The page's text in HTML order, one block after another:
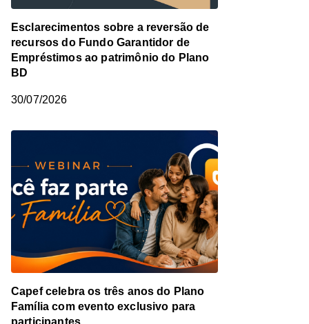
Esclarecimentos sobre a reversão de
recursos do Fundo Garantidor de
Empréstimos ao patrimônio do Plano
BD
30/07/2026
Capef celebra os três anos do Plano
Família com evento exclusivo para